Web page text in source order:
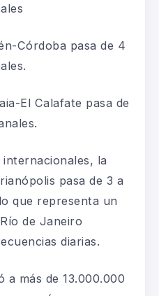
Córdoba pasa de 4
El Calafate pasa de
la
pasa de 3 a
que representa un
de Janeiro
diarias.
más de 13.000.000